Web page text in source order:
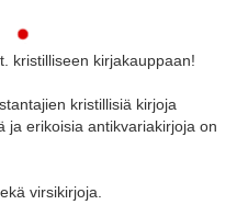
kristilliseen kirjakauppaan!
kristillisiä kirjoja
ja erikoisia antikvariakirjoja on
virsikirjoja.